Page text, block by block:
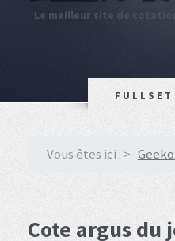
Le meilleur site de
FULLSET
Vous êtes ici :
Cote argus du